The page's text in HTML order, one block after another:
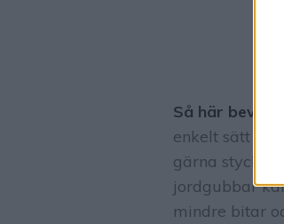
Så här
enkelt sätt att
gärna
jordgubbar
mindre bitar